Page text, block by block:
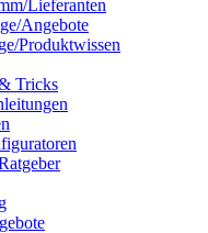
Lieferanten
Angebote
Produktwissen
Tricks